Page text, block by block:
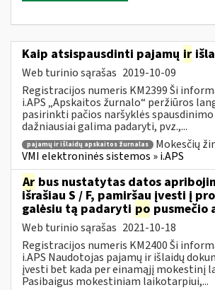
Kaip atsispausdinti pajamų ir
Web turinio sąrašas 2019-10-09
Registracijos numeris KM2399 Ši
i.APS „Apskaitos žurnalo“ peržiūros
pasirinkti pačios naršyklės
dažniausiai galima padaryti, pvz.,...
pajamų ir išlaidų apskaitos žurnalas
Mokesčių
VMI elektroninės sistemos » i.APS
Ar bus nustatytas datos
išrašiau S / F, pamiršau įvesti į
galėsiu tą padaryti po pusmečio
Web turinio sąrašas 2021-10-18
Registracijos numeris KM2400 Ši
i.APS Naudotojas pajamų ir išlaidų
įvesti bet kada per einamąjį mokestinį
Pasibaigus mokestiniam laikotarpiui,...